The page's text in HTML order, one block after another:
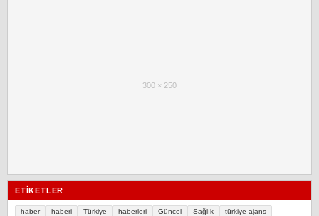
300 × 250
ETIKETLER
haber haberi Türkiye haberleri Güncel Sağlık
türkiye ajans